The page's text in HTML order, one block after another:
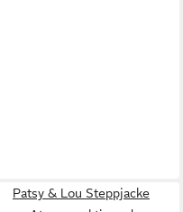
Patsy & Lou Steppjacke